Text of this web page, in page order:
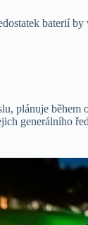
baterií
plánuje
generálního